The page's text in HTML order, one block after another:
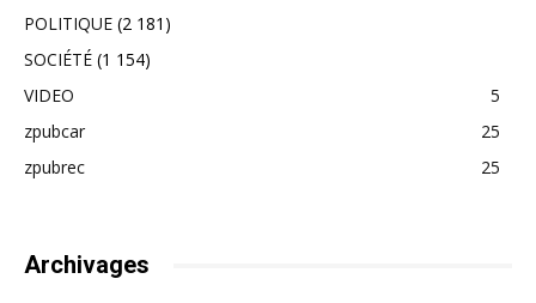
POLITIQUE (2 181)
SOCIÉTÉ (1 154)
VIDEO
5
zpubcar
25
zpubrec
25
Archivages